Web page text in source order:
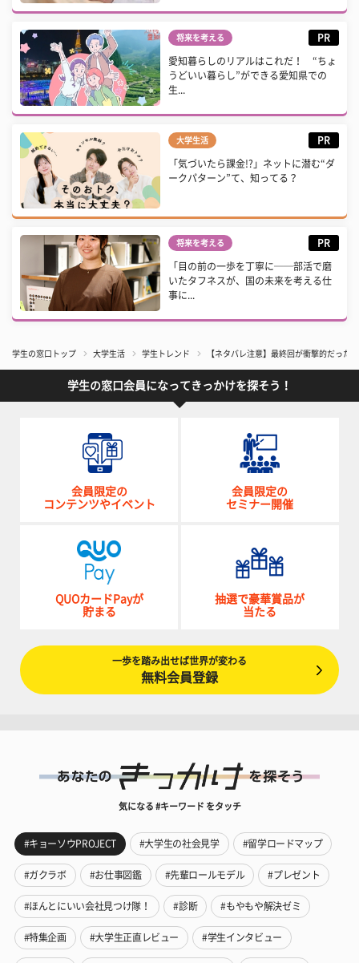
将来を考える PR
愛知暮らしのリアルはこれだ！ “ちょ
うどいい暮らし”ができる愛知県での
生...
大学生活 PR
「気づいたら課金!?」ネットに潜む“ダ
ークパターン”て、知ってる？
将来を考える PR
「目の前の一歩を丁寧に──部活で磨
いたタフネスが、国の未来を考える仕
事に...
学生の窓口トップ 大学生活 学生トレンド 【ネタバレ注意】最終回が衝撃的だった
学生の窓口会員になってきっかけを探そう！
会員限定の
コンテンツやイベント
会員限定の
セミナー開催
QUOカードPayが
貯まる
抽選で豪華賞品が
当たる
一歩を踏み出せば世界が変わる
無料会員登録
気になる #キーワード をタッチ
#キョーソウPROJECT #大学生の社会見学 #留学ロードマップ
#ガクラボ #お仕事図鑑 #先輩ロールモデル #プレゼント
#ほんとにいい会社見つけ隊！ #診断 #もやもや解決ゼミ
#特集企画 #大学生正直レビュー #学生インタビュー